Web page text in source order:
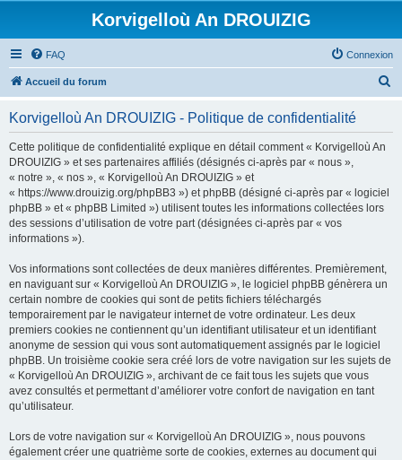
Korvigelloù An DROUIZIG
FAQ Connexion
Accueil du forum
Korvigelloù An DROUIZIG - Politique de confidentialité
Cette politique de confidentialité explique en détail comment « Korvigelloù An
DROUIZIG » et ses partenaires affiliés (désignés ci-après par « nous »,
« notre », « nos », « Korvigelloù An DROUIZIG » et
« https://www.drouizig.org/phpBB3 ») et phpBB (désigné ci-après par « logiciel
phpBB » et « phpBB Limited ») utilisent toutes les informations collectées lors
des sessions d’utilisation de votre part (désignées ci-après par « vos
informations »).
Vos informations sont collectées de deux manières différentes. Premièrement,
en naviguant sur « Korvigelloù An DROUIZIG », le logiciel phpBB génèrera un
certain nombre de cookies qui sont de petits fichiers téléchargés
temporairement par le navigateur internet de votre ordinateur. Les deux
premiers cookies ne contiennent qu’un identifiant utilisateur et un identifiant
anonyme de session qui vous sont automatiquement assignés par le logiciel
phpBB. Un troisième cookie sera créé lors de votre navigation sur les sujets de
« Korvigelloù An DROUIZIG », archivant de ce fait tous les sujets que vous
avez consultés et permettant d’améliorer votre confort de navigation en tant
qu’utilisateur.
Lors de votre navigation sur « Korvigelloù An DROUIZIG », nous pouvons
également créer une quatrième sorte de cookies, externes au document qui